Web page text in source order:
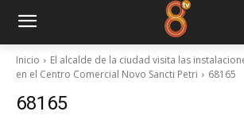
Inicio
El alcalde de la ciudad visita las
en el Centro Comercial Novo Sancti Petri
68165
68165